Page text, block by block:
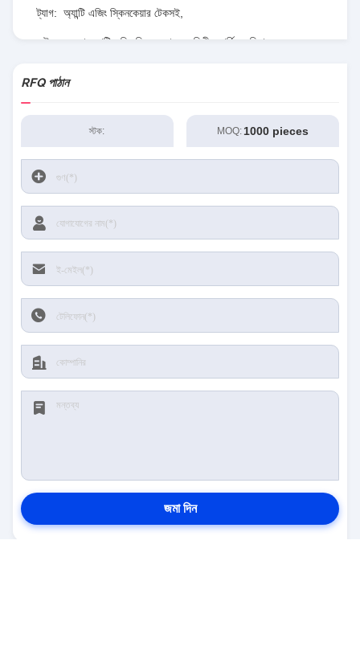
ট্যাগ: অ্যান্টি এজিং স্কিনকেয়ার টেকসই,
উজ্জ্বল করা অ্যান্টি এজিং স্কিনকেয়ার, ক্ষতিহীন ফার্মিং ফেসিয়াল এসেন্স
RFQ পাঠান
স্টক: MOQ:1000 pieces
জমা দিন